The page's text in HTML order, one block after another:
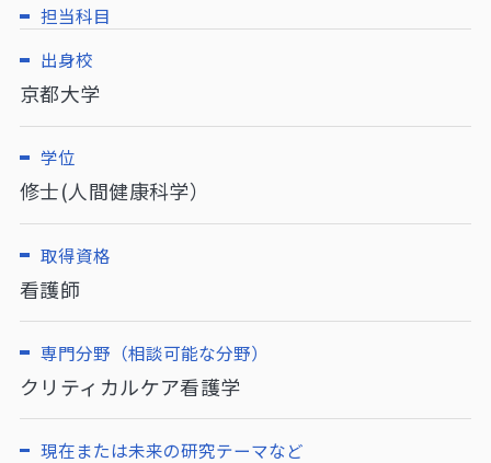
担当科目
出身校
京都大学
学位
修士(人間健康科学）
取得資格
看護師
専門分野（相談可能な分野）
クリティカルケア看護学
現在または未来の研究テーマなど